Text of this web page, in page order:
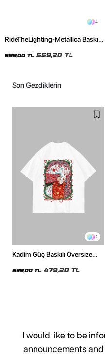
4
RideTheLighting-Metallica Baskılı
Tshirt
699,00 TL 559,20 TL
Son Gezdiklerin
2
Kadim Güç Baskılı Oversize
599,00 TL 479,20 TL
I would like to be
announcements